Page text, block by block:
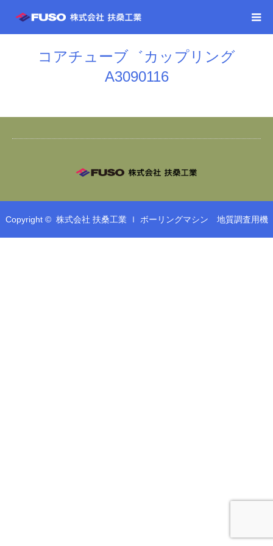
コアチューブ゛カップリング
A3090116
Copyright © 株式会社 扶桑工業 ｌ ボーリングマシン 地質調査用機